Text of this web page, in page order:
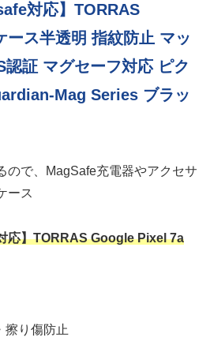
対応】TORRAS
ス半透明 指紋防止 マッ
認証 マグセーフ対応 ピク
Mag Series ブラッ
ので、MagSafe充電器やアクセサ
ース
応】TORRAS Google Pixel 7a
擦り傷防止